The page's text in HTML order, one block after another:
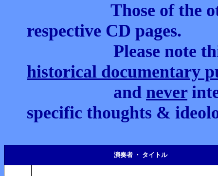
Those of the
respective CD pages.
Please note
historical documentary
and never
specific thoughts &
演奏者 ・ タイトル